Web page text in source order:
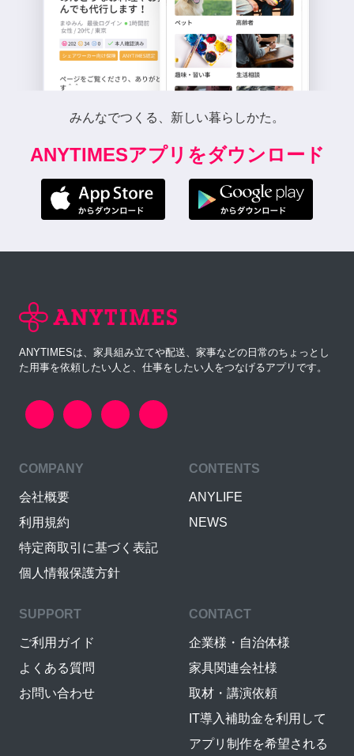
みんなでつくる、新しい暮らしかた。
ANYTIMESアプリをダウンロード
ANYTIMESは、家具組み立てや配送、家事などの日常のちょっとし
た用事を依頼したい人と、仕事をしたい人をつなげるアプリです。
COMPANY
会社概要
利用規約
特定商取引に基づく表記
個人情報保護方針
CONTENTS
ANYLIFE
NEWS
SUPPORT
ご利用ガイド
よくある質問
お問い合わせ
CONTACT
企業様・自治体様
家具関連会社様
取材・講演依頼
IT導入補助金を利用して
アプリ制作を希望される